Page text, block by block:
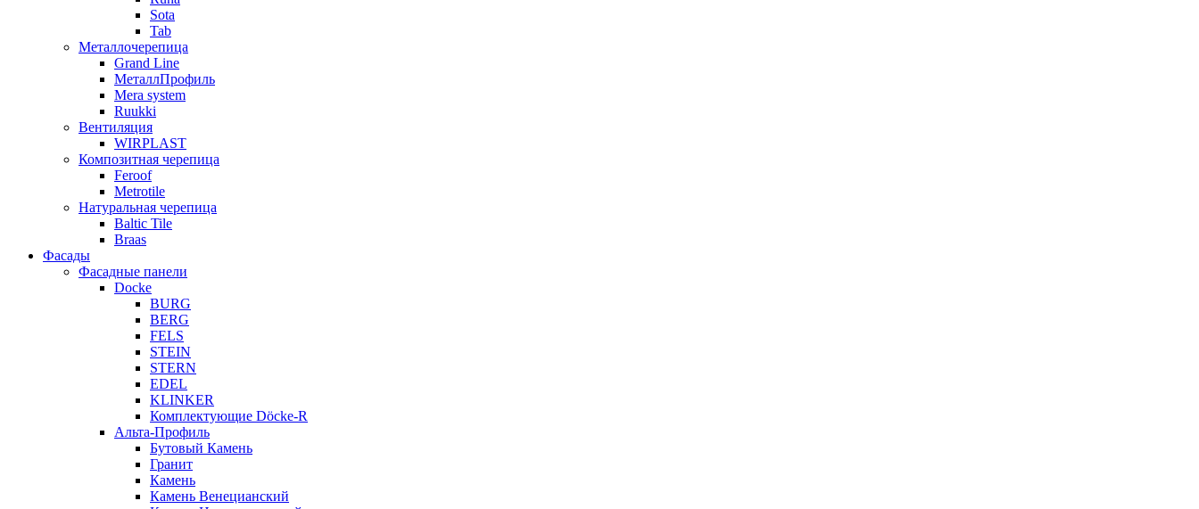
Sota
Tab
Металлочерепица
Grand Line
МеталлПрофиль
Mera system
Ruukki
Вентиляция
WIRPLAST
Композитная черепица
Feroof
Metrotile
Натуральная черепица
Baltic Tile
Braas
Фасады
Фасадные панели
Docke
BURG
BERG
FELS
STEIN
STERN
EDEL
KLINKER
Комплектующие Döcke-R
Альта-Профиль
Бутовый Камень
Гранит
Камень
Камень Венецианский